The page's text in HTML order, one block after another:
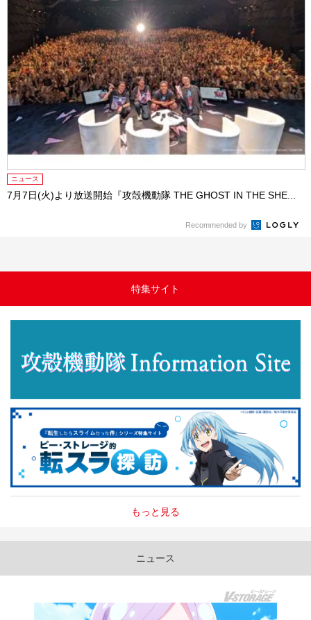
ニュース
7月7日(火)より放送開始『攻殻機動隊 THE GHOST IN THE SHE...
Recommended by
特集サイト
もっと見る
ニュース